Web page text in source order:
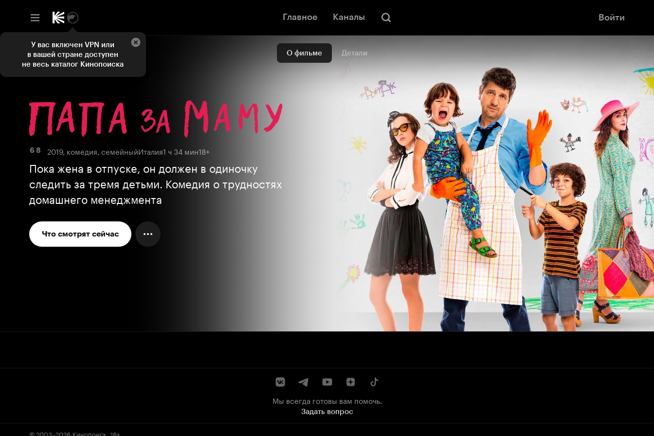
Главное Каналы Войти
О фильме Детали
6 8 2019, комедия, семейныйИталия1 ч 34 мин18+
Пока жена в отпуске, он должен в одиночку
следить за тремя детьми. Комедия о трудностях
домашнего менеджмента
Что смотрят сейчас
Мы всегда готовы вам помочь.
Задать вопрос
© 2003–2026 Кинопоиск 18+
У вас включен VPN или
в вашей стране доступен
не весь каталог Кинопоиска